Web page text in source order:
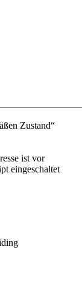
Zustand“
ist vor
eingeschaltet